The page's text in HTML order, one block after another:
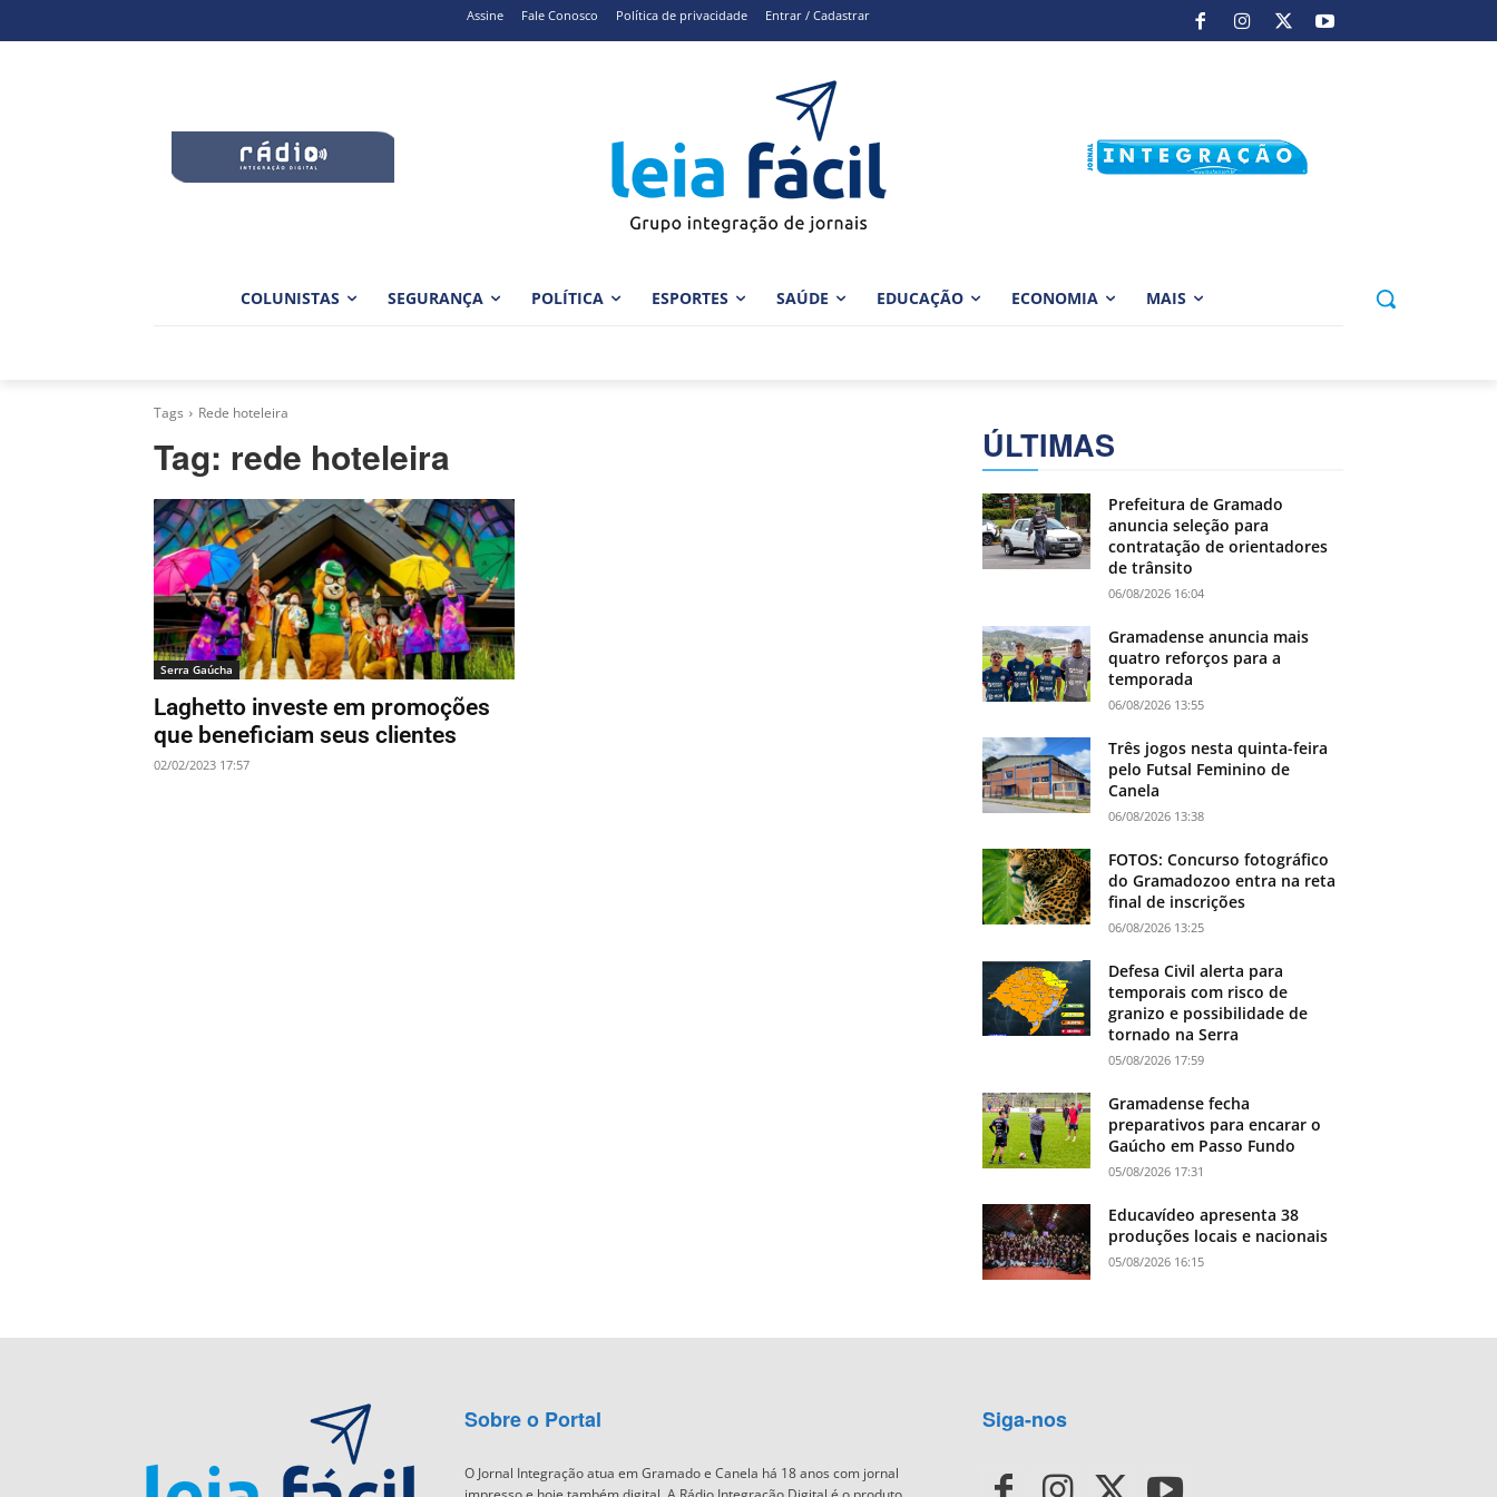
Assine Fale Conosco Política de privacidade Entrar / Cadastrar
COLUNISTAS SEGURANÇA POLÍTICA ESPORTES SAÚDE EDUCAÇÃO ECONOMIA MAIS
Tags Rede hoteleira
Tag: rede hoteleira
Serra Gaúcha
Laghetto investe em promoções
que beneficiam seus clientes
02/02/2023 17:57
ÚLTIMAS
Prefeitura de Gramado
anuncia seleção para
contratação de orientadores
de trânsito
06/08/2026 16:04
Gramadense anuncia mais
quatro reforços para a
temporada
06/08/2026 13:55
Três jogos nesta quinta-feira
pelo Futsal Feminino de
Canela
06/08/2026 13:38
FOTOS: Concurso fotográfico
do Gramadozoo entra na reta
final de inscrições
06/08/2026 13:25
Defesa Civil alerta para
temporais com risco de
granizo e possibilidade de
tornado na Serra
05/08/2026 17:59
Gramadense fecha
preparativos para encarar o
Gaúcho em Passo Fundo
05/08/2026 17:31
Educavídeo apresenta 38
produções locais e nacionais
05/08/2026 16:15
Sobre o Portal
O Jornal Integração atua em Gramado e Canela há 18 anos com jornal
Siga-nos